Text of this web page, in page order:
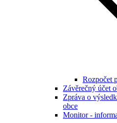
Rozpočet
Závěrečný účet
Zpráva o
obce
Monitor -